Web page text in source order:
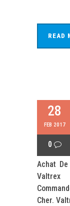
READ
28
FEB 2017
0
Achat
Valtrex
Cher.